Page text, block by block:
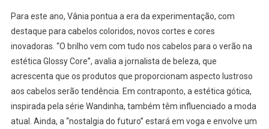
Para este ano, Vânia pontua a era da experimentação, com
destaque para cabelos coloridos, novos cortes e cores
inovadoras. “O brilho vem com tudo nos cabelos para o verão na
estética Glossy Core”, avalia a jornalista de beleza, que
acrescenta que os produtos que proporcionam aspecto lustroso
aos cabelos serão tendência. Em contraponto, a estética gótica,
inspirada pela série Wandinha, também têm influenciado a moda
atual. Ainda, a “nostalgia do futuro” estará em voga e envolve um